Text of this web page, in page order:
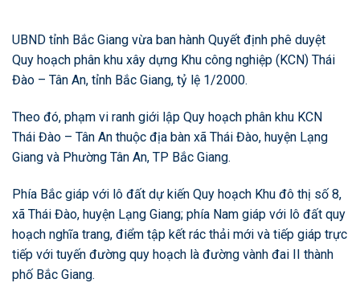
UBND tỉnh Bắc Giang vừa ban hành Quyết định phê duyệt
Quy hoạch phân khu xây dựng Khu công nghiệp (KCN) Thái
Đào – Tân An, tỉnh Bắc Giang, tỷ lệ 1/2000.
Theo đó, phạm vi ranh giới lập Quy hoạch phân khu KCN
Thái Đào – Tân An thuộc địa bàn xã Thái Đào, huyện Lạng
Giang và Phường Tân An, TP Bắc Giang.
Phía Bắc giáp với lô đất dự kiến Quy hoạch Khu đô thị số 8,
xã Thái Đào, huyện Lạng Giang; phía Nam giáp với lô đất quy
hoạch nghĩa trang, điểm tập kết rác thải mới và tiếp giáp trực
tiếp với tuyến đường quy hoạch là đường vành đai II thành
phố Bắc Giang.